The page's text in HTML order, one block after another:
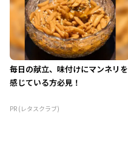
毎日の献立、味付けにマンネリを
感じている方必見！
PR (レタスクラブ)